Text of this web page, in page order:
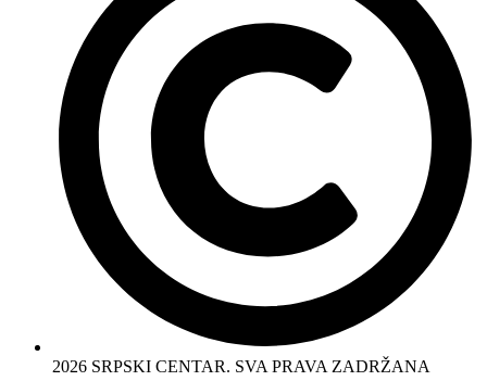
2026 SRPSKI CENTAR. SVA PRAVA ZADRŽANA